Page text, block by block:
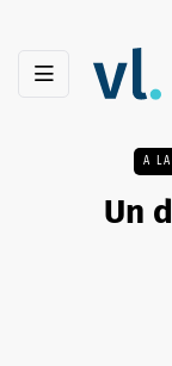
A
Un